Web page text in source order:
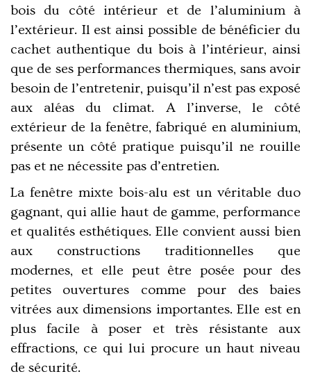
bois du côté intérieur et de l’aluminium à
l’extérieur. Il est ainsi possible de bénéficier du
cachet authentique du bois à l’intérieur, ainsi
que de ses performances thermiques, sans avoir
besoin de l’entretenir, puisqu’il n’est pas exposé
aux aléas du climat. A l’inverse, le côté
extérieur de la fenêtre, fabriqué en aluminium,
présente un côté pratique puisqu’il ne rouille
pas et ne nécessite pas d’entretien.
La fenêtre mixte bois-alu est un véritable duo
gagnant, qui allie haut de gamme, performance
et qualités esthétiques. Elle convient aussi bien
aux constructions traditionnelles que
modernes, et elle peut être posée pour des
petites ouvertures comme pour des baies
vitrées aux dimensions importantes. Elle est en
plus facile à poser et très résistante aux
effractions, ce qui lui procure un haut niveau
de sécurité.